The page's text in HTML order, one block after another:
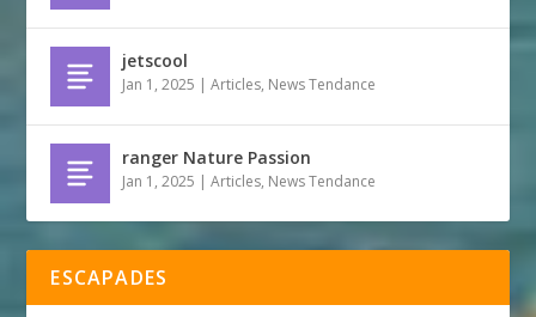
jetscool
Jan 1, 2025 |Articles, News Tendance
ranger Nature Passion
Jan 1, 2025 |Articles, News Tendance
ESCAPADES